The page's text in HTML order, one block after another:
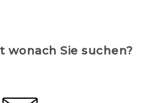
wonach Sie suchen?